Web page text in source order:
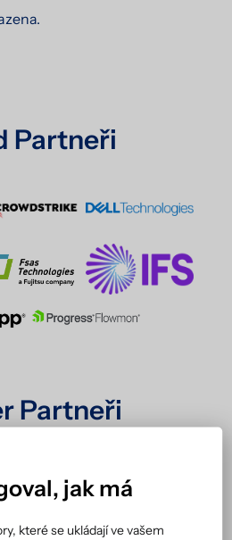
Partneři
Partneři
jak má
které se ukládají ve vašem